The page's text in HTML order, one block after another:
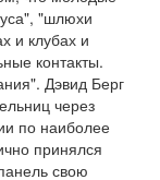
"шлюхи
и клубах и
контакты.
Дэвид Берг
через
по наиболее
принялся
свою